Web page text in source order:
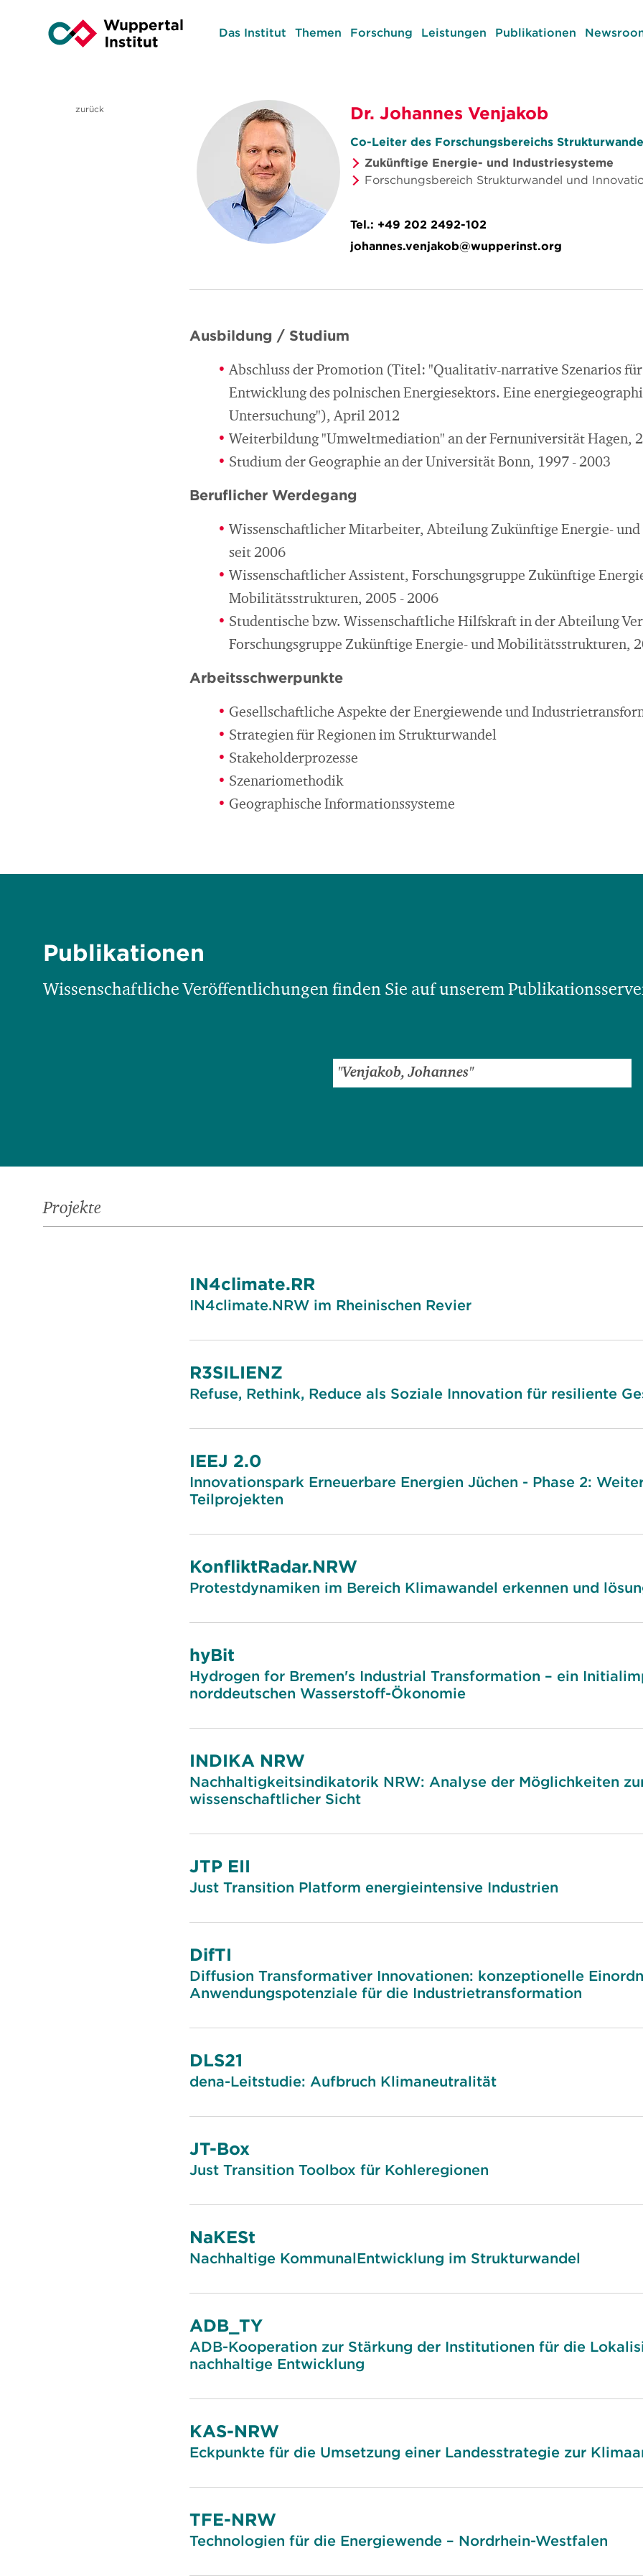
Das Institut Themen Forschung Leistungen Publikationen
zurück Dr. Johannes Venjakob
Co-Leiter des Forschungsbereichs
Zukünftige Energie- und Industriesysteme
Forschungsbereich Strukturwandel und
Tel.: +49 202 2492-102
johannes.venjakob@wupperinst.org
Ausbildung / Studium
Abschluss der Promotion (Titel: "Qualitativ-narrative Szenarios
Entwicklung des polnischen Energiesektors. Eine
Untersuchung"), April 2012
Weiterbildung "Umweltmediation" an der Fernuniversität Hagen,
Studium der Geographie an der Universität Bonn, 1997 - 2003
Beruflicher Werdegang
Wissenschaftlicher Mitarbeiter, Abteilung Zukünftige Energie- und
seit 2006
Wissenschaftlicher Assistent, Forschungsgruppe Zukünftige
Mobilitätsstrukturen, 2005 - 2006
Studentische bzw. Wissenschaftliche Hilfskraft in der Abteilung
Forschungsgruppe Zukünftige Energie- und Mobilitätsstrukturen,
Arbeitsschwerpunkte
Gesellschaftliche Aspekte der Energiewende und
Strategien für Regionen im Strukturwandel
Stakeholderprozesse
Szenariomethodik
Geographische Informationssysteme
Publikationen
Wissenschaftliche Veröffentlichungen finden Sie auf unserem
Projekte
IN4climate.RR
IN4climate.NRW im Rheinischen Revier
R3SILIENZ
Refuse, Rethink, Reduce als Soziale Innovation für resiliente
IEEJ 2.0
Innovationspark Erneuerbare Energien Jüchen - Phase 2:
Teilprojekten
KonfliktRadar.NRW
Protestdynamiken im Bereich Klimawandel erkennen und
hyBit
Hydrogen for Bremen's Industrial Transformation – ein
norddeutschen Wasserstoff-Ökonomie
INDIKA NRW
Nachhaltigkeitsindikatorik NRW: Analyse der Möglichkeiten
wissenschaftlicher Sicht
JTP EII
Just Transition Platform energieintensive Industrien
DifTI
Diffusion Transformativer Innovationen: konzeptionelle
Anwendungspotenziale für die Industrietransformation
DLS21
dena-Leitstudie: Aufbruch Klimaneutralität
JT-Box
Just Transition Toolbox für Kohleregionen
NaKESt
Nachhaltige KommunalEntwicklung im Strukturwandel
ADB_TY
ADB-Kooperation zur Stärkung der Institutionen für die
nachhaltige Entwicklung
KAS-NRW
Eckpunkte für die Umsetzung einer Landesstrategie zur
TFE-NRW
Technologien für die Energiewende – Nordrhein-Westfalen